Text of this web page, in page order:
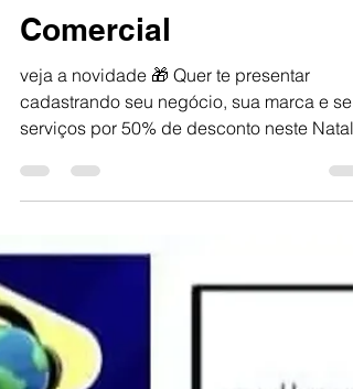
Promoção imperdível
de Natal !!!Guia
Comercial
cadastrando seu negócio, sua marca e seus
serviços por 50% de desconto neste Natal, e